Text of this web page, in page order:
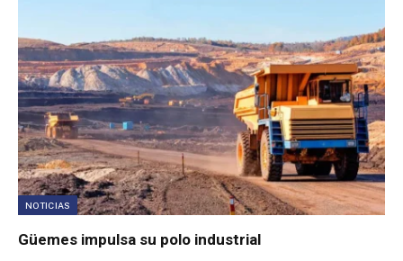
Plaza Logística
Plaza Logística
Parque Industrial Morteros
Parque Industrial Uriburu Oeste
NOTICIAS
Güemes impulsa su polo industrial